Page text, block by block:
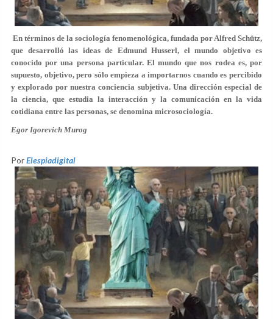
En términos de la sociología fenomenológica, fundada por Alfred Schütz,
que desarrolló las ideas de Edmund Husserl, el mundo objetivo es
conocido por una persona particular. El mundo que nos rodea es, por
supuesto, objetivo, pero sólo empieza a importarnos cuando es percibido
y explorado por nuestra conciencia subjetiva. Una dirección especial de
la ciencia, que estudia la interacción y la comunicación en la vida
cotidiana entre las personas, se denomina microsociología.
Egor Igorevich Murog
PorElespiadigital